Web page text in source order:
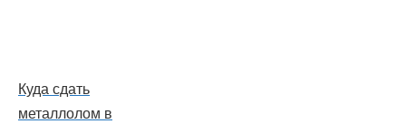
Куда сдать
металлолом в